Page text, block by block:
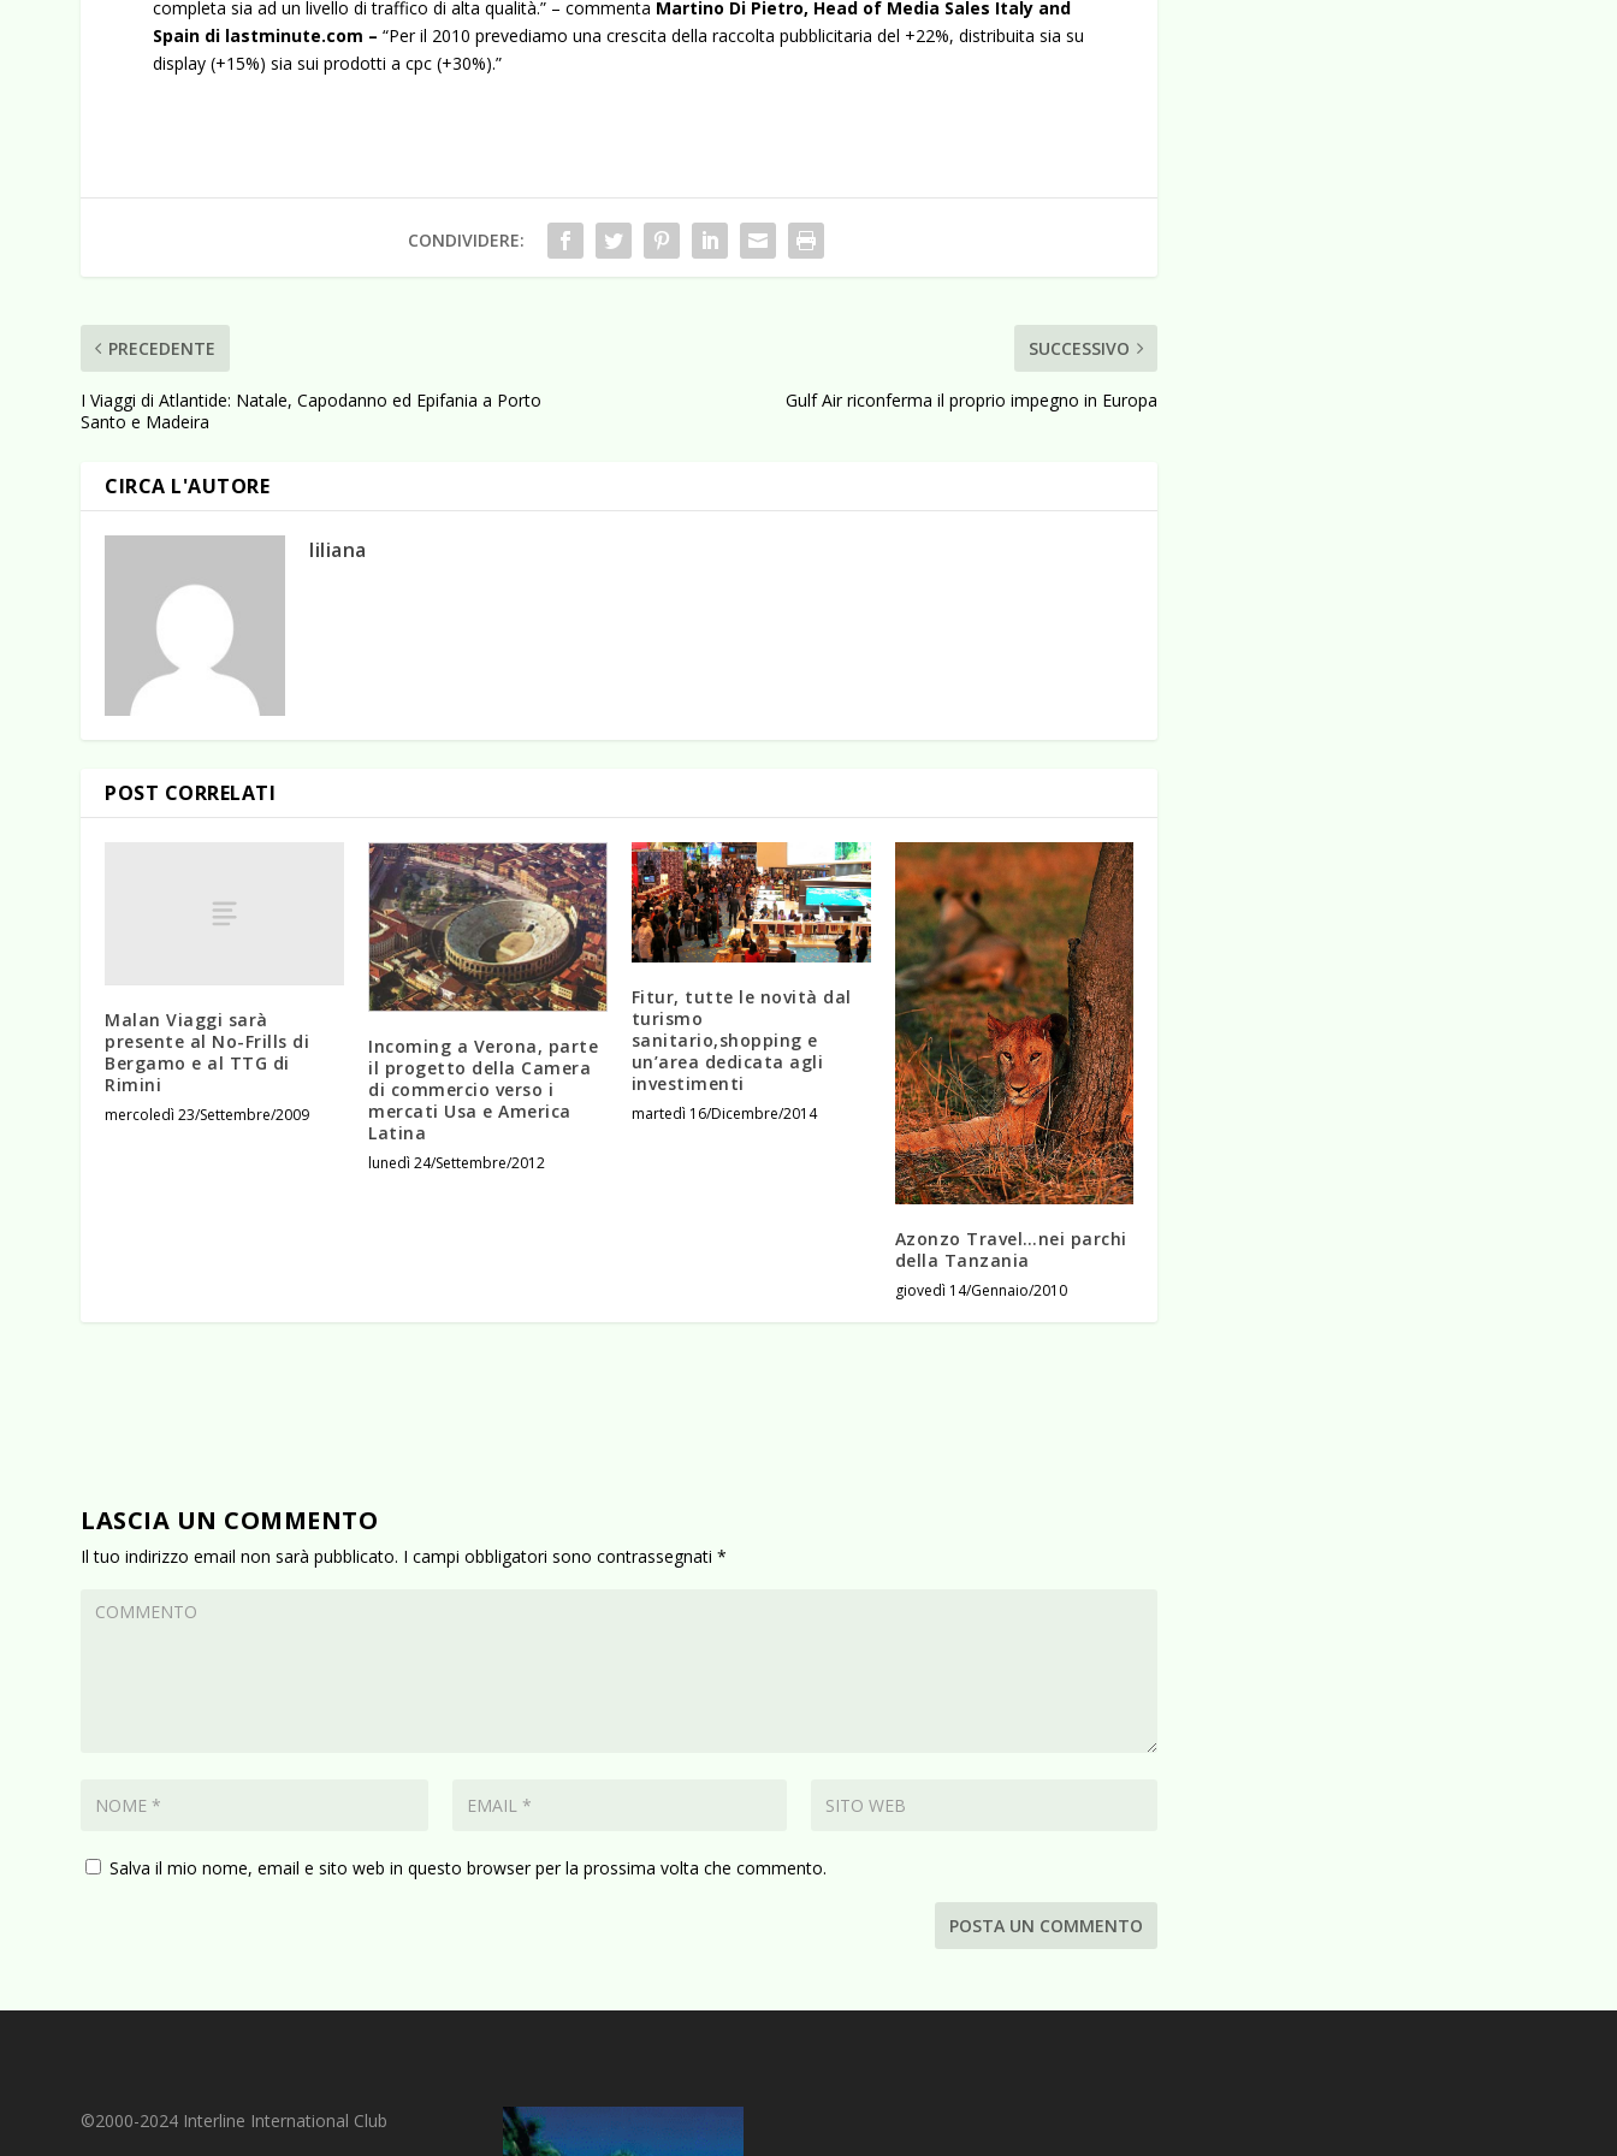
completa sia ad un livello di traffico di alta qualità.” – commenta Martino Di Pietro, Head of Media Sales Italy and
Spain di lastminute.com –“Per il 2010 prevediamo una crescita della raccolta pubblicitaria del +22%, distribuita sia su
display (+15%) sia sui prodotti a cpc (+30%).”
CONDIVIDERE:
PRECEDENTE
I Viaggi di Atlantide: Natale, Capodanno ed Epifania a Porto
Santo e Madeira
SUCCESSIVO
Gulf Air riconferma il proprio impegno in Europa
CIRCA L'AUTORE
liliana
POST CORRELATI
Malan Viaggi sarà
presente al No-Frills di
Bergamo e al TTG di
Rimini
mercoledì 23/Settembre/2009
Incoming a Verona, parte
il progetto della Camera
di commercio verso i
mercati Usa e America
Latina
lunedì 24/Settembre/2012
Fitur, tutte le novità dal
turismo
sanitario,shopping e
un’area dedicata agli
investimenti
martedì 16/Dicembre/2014
Azonzo Travel…nei parchi
della Tanzania
giovedì 14/Gennaio/2010
LASCIA UN COMMENTO
Il tuo indirizzo email non sarà pubblicato. I campi obbligatori sono contrassegnati*
Salva il mio nome, email e sito web in questo browser per la prossima volta che commento.
©2000-2024 Interline International Club